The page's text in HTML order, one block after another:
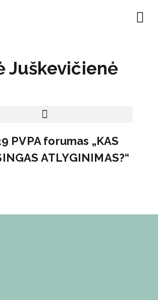
Juškevičienė
PVPA forumas „KAS
ATLYGINIMAS?“